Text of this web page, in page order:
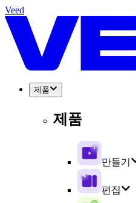
Veed
제품
제품
만들기
편집